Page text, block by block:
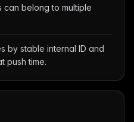
can belong to multiple
by stable internal ID and
push time.